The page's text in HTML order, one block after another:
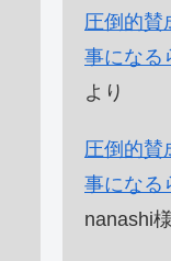
圧倒的賛
事になる
より
圧倒的賛
事になる
nanashi